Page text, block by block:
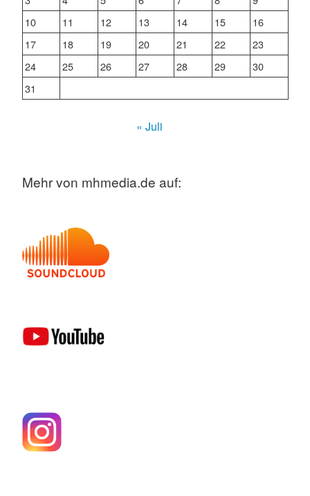
10
11 12 13 14 15
16
17
18 19 20 21 22
23
24
25 26 27 28 29
30
31
« Juli
Mehr von mhmedia.de auf: